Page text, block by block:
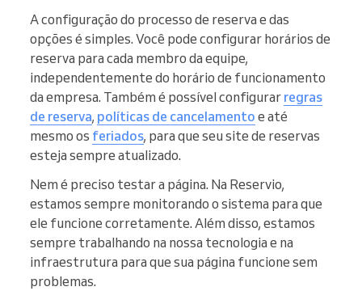
A configuração do processo de reserva e das
opções é simples. Você pode configurar horários de
reserva para cada membro da equipe,
independentemente do horário de funcionamento
da empresa. Também é possível configurar regras
de reserva, políticas de cancelamento e até
mesmo os feriados, para que seu site de reservas
esteja sempre atualizado.
Nem é preciso testar a página. Na Reservio,
estamos sempre monitorando o sistema para que
ele funcione corretamente. Além disso, estamos
sempre trabalhando na nossa tecnologia e na
infraestrutura para que sua página funcione sem
problemas.